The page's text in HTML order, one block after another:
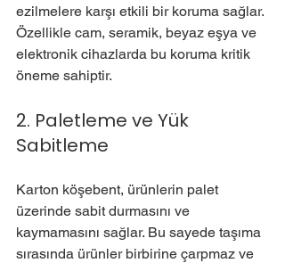
ezilmelere karşı etkili bir koruma sağlar.
Özellikle cam, seramik, beyaz eşya ve
elektronik cihazlarda bu koruma kritik
öneme sahiptir.
2. Paletleme ve Yük
Sabitleme
Karton köşebent, ürünlerin palet
üzerinde sabit durmasını ve
kaymamasını sağlar. Bu sayede taşıma
sırasında ürünler birbirine çarpmaz ve